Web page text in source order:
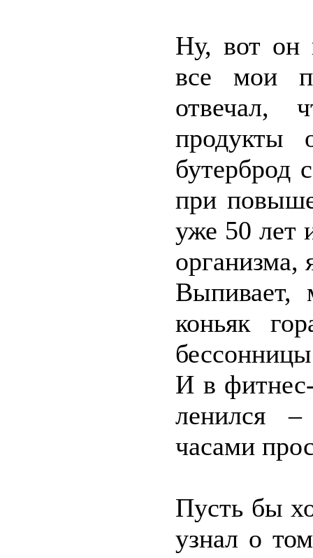
Ну, вот он
все мои
отвечал,
бутерброд
при
уже 50 лет
организма,
Выпивает,
коньяк
И в
ленился
часами
Пусть бы
узнал о